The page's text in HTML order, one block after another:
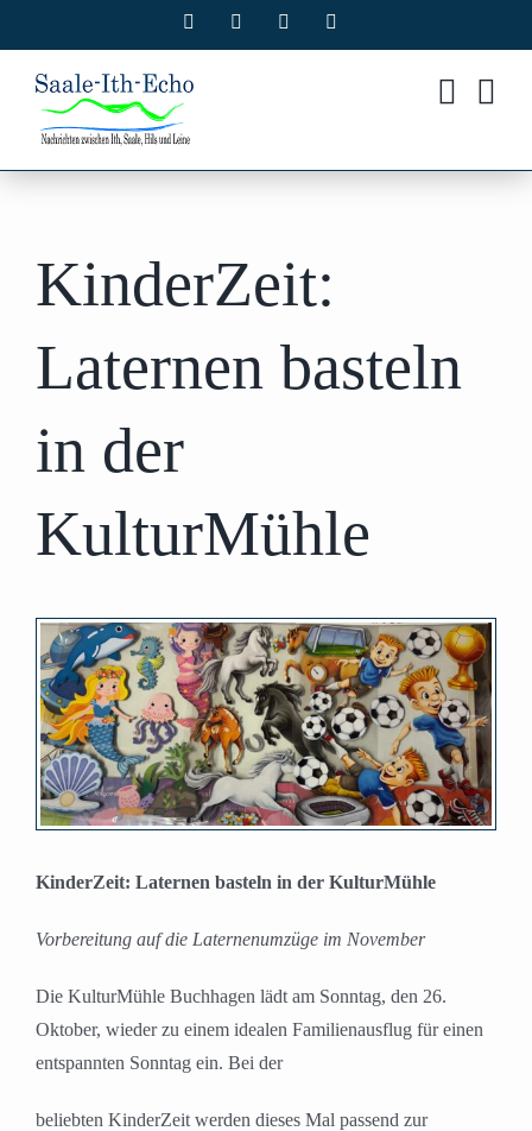
Inhalt
springen
Facebook Instagram
KinderZeit:
Laternen basteln
in der
KulturMühle
Zeige
grösseres
Bild
KinderZeit: Laternen basteln in der KulturMühle
Vorbereitung auf die Laternenumzüge im November
Die KulturMühle Buchhagen lädt am Sonntag, den 26.
Oktober, wieder zu einem idealen Familienausflug für einen
entspannten Sonntag ein. Bei der
beliebten KinderZeit werden dieses Mal passend zur